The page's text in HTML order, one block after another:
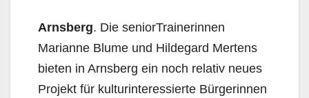
Arnsberg. Die seniorTrainerinnen
Marianne Blume und Hildegard Mertens
bieten in Arnsberg ein noch relativ neues
Projekt für kulturinteressierte Bürgerinnen